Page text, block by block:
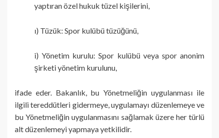
yaptıran özel hukuk tüzel kişilerini,
ı) Tüzük: Spor kulübü tüzüğünü,
i) Yönetim kurulu: Spor kulübü veya spor anonim
şirketi yönetim kurulunu,
ifade eder. Bakanlık, bu Yönetmeliğin uygulanması ile
ilgili tereddütleri gidermeye, uygulamayı düzenlemeye ve
bu Yönetmeliğin uygulanmasını sağlamak üzere her türlü
alt düzenlemeyi yapmaya yetkilidir.